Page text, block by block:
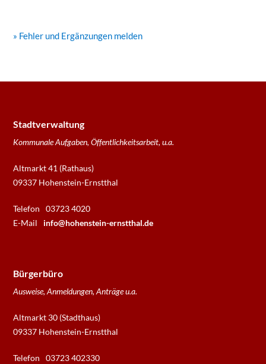
» Fehler und Ergänzungen melden
Stadtverwaltung
Kommunale Aufgaben, Öffentlichkeitsarbeit, u.a.
Altmarkt 41 (Rathaus)
09337 Hohenstein-Ernstthal
Telefon
03723 4020
E-Mail
info@hohenstein-ernstthal.de
Bürgerbüro
Ausweise, Anmeldungen, Anträge u.a.
Altmarkt 30 (Stadthaus)
09337 Hohenstein-Ernstthal
Telefon
03723 402330